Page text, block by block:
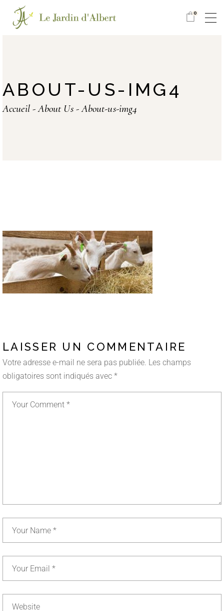
0
ABOUT-US-IMG4
Accueil About Us About-us-img4
LAISSER UN COMMENTAIRE
Votre adresse e-mail ne sera pas publiée. Les champs
obligatoires sont indiqués avec *